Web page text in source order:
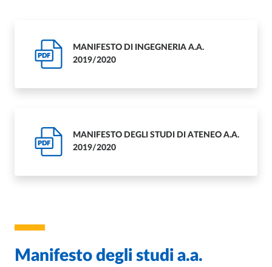
PDF
MANIFESTO DI INGEGNERIA A.A.
2019/2020
PDF
MANIFESTO DEGLI STUDI DI ATENEO A.A.
2019/2020
Manifesto degli studi a.a.